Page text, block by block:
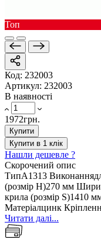
Toп
Код: 232003
Артикул: 232003
В наявності
1972грн.
Купити
Купити в 1 клік
Нашли дешевле ?
Скорочений опис
ТипA1313
(розмір H)270 мм
крила (розмір S)1410
Матеріалцинк
Читати далі...